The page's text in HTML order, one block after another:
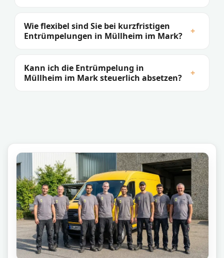
Wie flexibel sind Sie bei kurzfristigen
Entrümpelungen in Müllheim im Mark?
+
Kann ich die Entrümpelung in
Müllheim im Mark steuerlich absetzen?
+